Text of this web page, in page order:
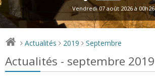
Vendredi 07 août 2026 à 00h26
> Actualités > 2019 > Septembre
Actualités - septembre 2019